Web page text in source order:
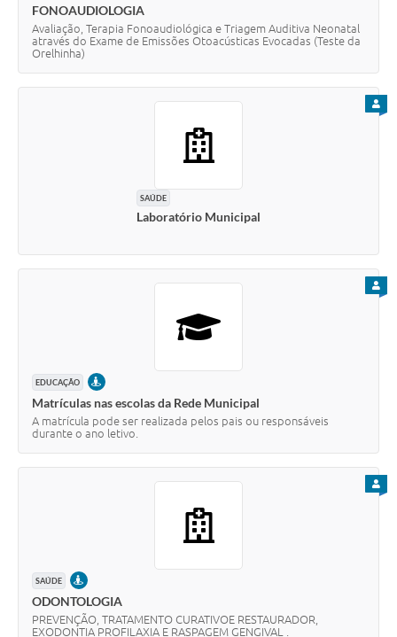
FONOAUDIOLOGIA
Avaliação, Terapia Fonoaudiológica e Triagem Auditiva Neonatal
através do Exame de Emissões Otoacústicas Evocadas (Teste da
Orelhinha)
SAÚDE
Laboratório Municipal
EDUCAÇÃO PRESENCIAL
Matrículas nas escolas da Rede Municipal
A matrícula pode ser realizada pelos pais ou responsáveis
durante o ano letivo.
SAÚDE PRESENCIAL
ODONTOLOGIA
PREVENÇÃO, TRATAMENTO CURATIVOE RESTAURADOR,
EXODONTIA PROFILAXIA E RASPAGEM GENGIVAL .